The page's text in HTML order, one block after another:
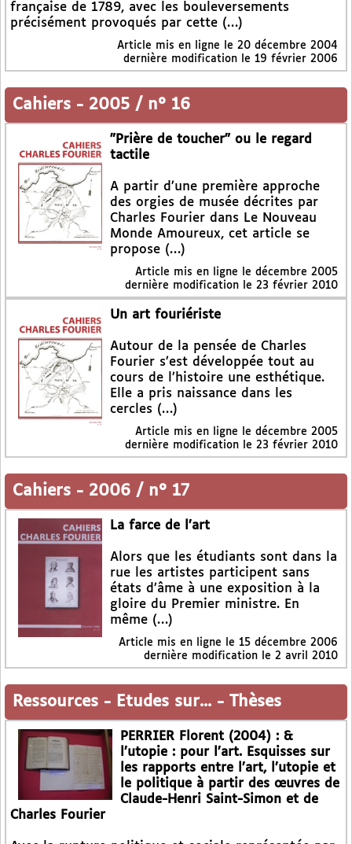
française de 1789, avec les bouleversements
précisément provoqués par cette (…)
Article mis en ligne le 20 décembre 2004
dernière modification le 19 février 2006
Cahiers - 2005 / n° 16
"Prière de toucher" ou le regard
tactile
A partir d’une première approche
des orgies de musée décrites par
Charles Fourier dans Le Nouveau
Monde Amoureux, cet article se
propose (…)
Article mis en ligne le décembre 2005
dernière modification le 23 février 2010
Un art fouriériste
Autour de la pensée de Charles
Fourier s’est développée tout au
cours de l’histoire une esthétique.
Elle a pris naissance dans les
cercles (…)
Article mis en ligne le décembre 2005
dernière modification le 23 février 2010
Cahiers - 2006 / n° 17
La farce de l’art
Alors que les étudiants sont dans la
rue les artistes participent sans
états d’âme à une exposition à la
gloire du Premier ministre. En
même (…)
Article mis en ligne le 15 décembre 2006
dernière modification le 2 avril 2010
Ressources - Etudes sur... - Thèses
PERRIER Florent (2004) : &
l’utopie : pour l’art. Esquisses sur
les rapports entre l’art, l’utopie et
le politique à partir des œuvres de
Claude-Henri Saint-Simon et de
Charles Fourier